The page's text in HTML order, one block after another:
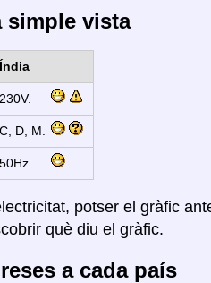
simple vista
Índia
230V.
C, D, M.
50Hz.
potser el gràfic
què diu el gràfic.
a cada país